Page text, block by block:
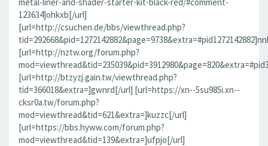
123634]ohkxb[/url]
[url=http://csuchen.de/bbs/viewthread.php?
[url=http://nztw.org/forum.php?
[url=http://btzyzj.gain.tw/viewthread.php?
tid=366018&extra=]gwnrd[/url] [url=https://xn--5su985i.xn--
cksr0a.tw/forum.php?
mod=viewthread&tid=621&extra=]kuzzc[/url]
[url=https://bbs.hyww.com/forum.php?
mod=viewthread&tid=139&extra=]ufpjo[/url]